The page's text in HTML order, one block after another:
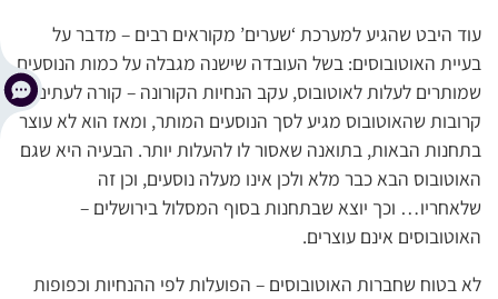
עוד היבט שהגיע למערכת ‘שערים’ מקוראים רבים – מדבר על
בעיית האוטובוסים: בשל העובדה שישנה מגבלה על כמות הנוסעים
שמותרים לעלות לאוטובוס, עקב הנחיות הקורונה – קורה לעתים
קרובות שהאוטובוס מגיע לסך הנוסעים המותר, ומאז הוא לא עוצר
בתחנות הבאות, בתואנה שאסור לו להעלות יותר. הבעיה היא שגם
האוטובוס הבא כבר מלא ולכן אינו מעלה נוסעים, וכן זה
שלאחריו… וכך יוצא שבתחנות בסוף המסלול בירושלים –
האוטובוסים אינם עוצרים.
לא בטוח שחברות האוטובוסים – הפועלות לפי ההנחיות וכפופות